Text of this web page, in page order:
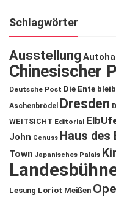
Schlagwörter
Ausstellung
Chinesischer
Deutsche Post Die Ente
Aschenbrödel
Dresden
WEITSICHT Editorial
John Genuss Haus des
Town Japanisches Palais
Lesung Loriot Meißen